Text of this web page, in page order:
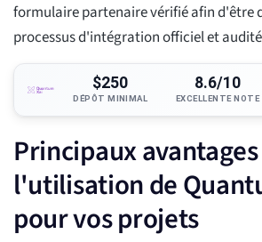
formulaire partenaire vérifié afin d'être
processus d'intégration officiel et
$250
DÉPÔT MINIMAL
8.6/10
EXCELLENTE NOTE
Principaux
l'utilisation de
pour vos projets